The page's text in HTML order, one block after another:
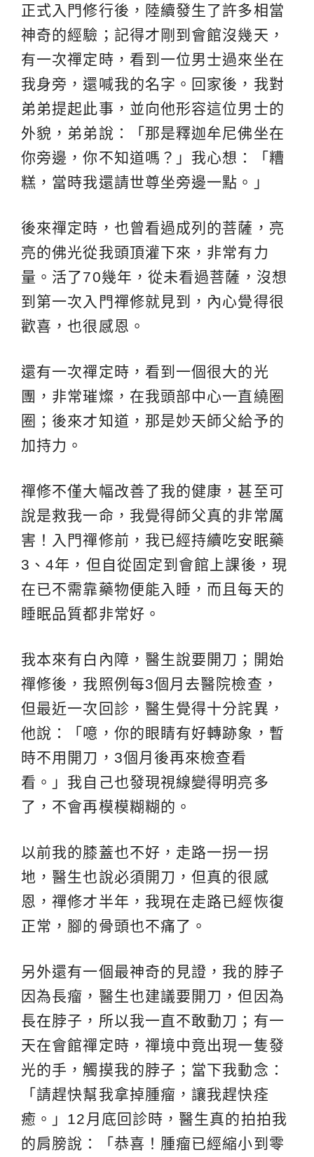
正式入門修行後，陸續發生了許多相當
神奇的經驗；記得才剛到會館沒幾天，
有一次禪定時，看到一位男士過來坐在
我身旁，還喊我的名字。回家後，我對
弟弟提起此事，並向他形容這位男士的
外貌，弟弟說：「那是釋迦牟尼佛坐在
你旁邊，你不知道嗎？」我心想：「糟
糕，當時我還請世尊坐旁邊一點。」
後來禪定時，也曾看過成列的菩薩，亮
亮的佛光從我頭頂灌下來，非常有力
量。活了70幾年，從未看過菩薩，沒想
到第一次入門禪修就見到，內心覺得很
歡喜，也很感恩。
還有一次禪定時，看到一個很大的光
團，非常璀燦，在我頭部中心一直繞圈
圈；後來才知道，那是妙天師父給予的
加持力。
禪修不僅大幅改善了我的健康，甚至可
說是救我一命，我覺得師父真的非常厲
害！入門禪修前，我已經持續吃安眠藥
3、4年，但自從固定到會館上課後，現
在已不需靠藥物便能入睡，而且每天的
睡眠品質都非常好。
我本來有白內障，醫生說要開刀；開始
禪修後，我照例每3個月去醫院檢查，
但最近一次回診，醫生覺得十分詫異，
他說：「噫，你的眼睛有好轉跡象，暫
時不用開刀，3個月後再來檢查看
看。」我自己也發現視線變得明亮多
了，不會再模模糊糊的。
以前我的膝蓋也不好，走路一拐一拐
地，醫生也說必須開刀，但真的很感
恩，禪修才半年，我現在走路已經恢復
正常，腳的骨頭也不痛了。
另外還有一個最神奇的見證，我的脖子
因為長瘤，醫生也建議要開刀，但因為
長在脖子，所以我一直不敢動刀；有一
天在會館禪定時，禪境中竟出現一隻發
光的手，觸摸我的脖子；當下我動念：
「請趕快幫我拿掉腫瘤，讓我趕快痊
癒。」12月底回診時，醫生真的拍拍我
的肩膀說：「恭喜！腫瘤已經縮小到零